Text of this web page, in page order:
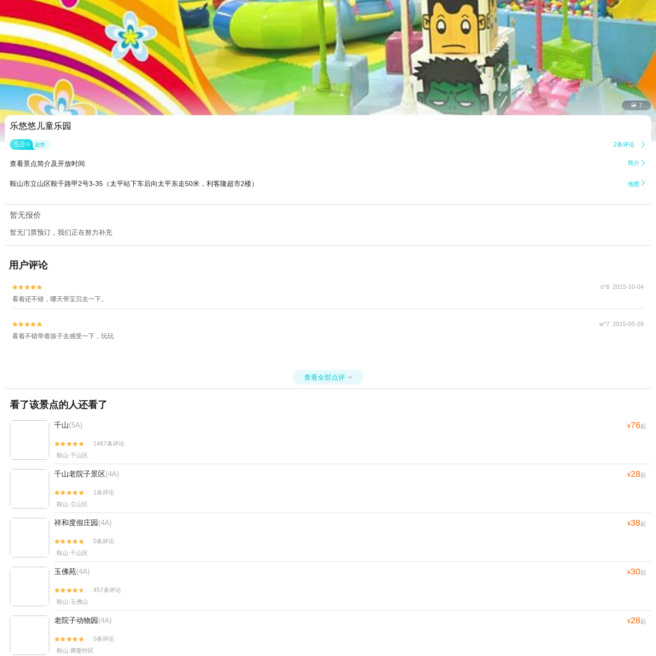
 7
乐悠悠儿童乐园
5.0 分 超赞 2条评论 
查看景点简介及开放时间 简介 
鞍山市立山区鞍千路甲2号3-35（太平站下车后向太平东走50米，利客隆超市2楼） 地图 
暂无报价
暂无门票预订，我们正在努力补充
用户评论

 o*6 2015-10-04
看着还不错，哪天带宝贝去一下。

 w*7 2015-05-29
看着不错带着孩子去感受一下，玩玩
查看全部点评 
看了该景点的人还看了
千山(5A) ¥76起


1467条评论
鞍山·千山区
千山老院子景区(4A) ¥28起


1条评论
鞍山·立山区
祥和度假庄园(4A) ¥38起


0条评论
鞍山·千山区
玉佛苑(4A) ¥30起


457条评论
鞍山·玉佛山
老院子动物园(4A) ¥28起


0条评论
鞍山·腾鳌特区